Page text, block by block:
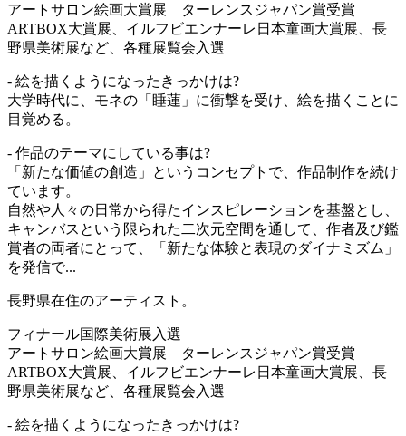
アートサロン絵画大賞展 ターレンスジャパン賞受賞
ARTBOX大賞展、イルフビエンナーレ日本童画大賞展、長
野県美術展など、各種展覧会入選
- 絵を描くようになったきっかけは?
大学時代に、モネの「睡蓮」に衝撃を受け、絵を描くことに
目覚める。
- 作品のテーマにしている事は?
「新たな価値の創造」というコンセプトで、作品制作を続け
ています。
自然や人々の日常から得たインスピレーションを基盤とし、
キャンバスという限られた二次元空間を通して、作者及び鑑
賞者の両者にとって、「新たな体験と表現のダイナミズム」
を発信で...
長野県在住のアーティスト。
フィナール国際美術展入選
アートサロン絵画大賞展 ターレンスジャパン賞受賞
ARTBOX大賞展、イルフビエンナーレ日本童画大賞展、長
野県美術展など、各種展覧会入選
- 絵を描くようになったきっかけは?